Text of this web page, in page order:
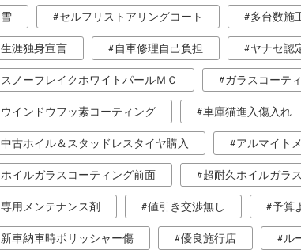
雪 セルフリストアリングコート 多台数施
生涯独身宣言 自車修理自己負担 ヤナセ認
スノーフレイクホワイトパールＭＣ ガラスコーテ
ウインドウフッ素コーティング 車庫猫進入傷入れ
中古ホイル＆スタッドレスタイヤ購入 アルマイト
ホイルガラスコーティング前面 超耐久ホイルガラ
専用メンテナンス剤 値引き交渉無し 予算
新車納車時ポリッシャー傷 優良施行店 ル